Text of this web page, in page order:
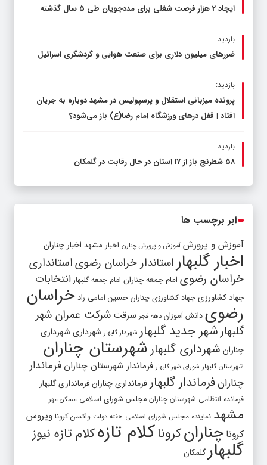
ایجاد 2 هزار فرصت شغلی برای مددجویان طی ۵ سال گذشته
بازدید:
ضررهای میلیون دلاری برای صنعت هوایی و گردشگری اسرائیل
بازدید:
پرونده میزبانی استقلال و پرسپولیس در مشهد دوباره به جریان
افتاد | قفل در‌های ورزشگاه امام رضا(ع) باز می‌شود؟
بازدید:
۵۸ شطرنج‌ باز از ۱۷ استان در حال رقابت در گلمکان
ابر برچسب ها
آموزش و پرورش آموزش و پرورش چنارن اخبار مشهد اخبار چناران
اخبار گلبهار استاندار خراسان رضویاستانداری
خراسان رضوی امام جمعه چناران امام جمعه گلبهار انتخابات
جهاد کشاورزی جهاد کشاورزی چناران حسین امامی راد خراسان
رضوی دانش آموزان دهه فجر سرقت شرکت عمران شهر
گلبهارشهر جدید گلبهار شهردار گلبهار شهرداری شهرداری
چناران شهرداری گلبهار شهرستان چناران
شهرستان گلبهار شورای شهر گلبهار فرماندار شهرستان چناران فرماندار
چنارانفرماندار گلبهار فرمانداری چنارانفرمانداری گلبهار
فرمانده انتظامی شهرستان چناران مجلس شورای اسلامی مسکن مهر
مشهد نماینده مجلس شورای اسلامی هفته دولت واکسن کرونا ویروس
کرونا چنارانکروناکلام تازهکلام تازه نیوز
گلبهارگلمکان